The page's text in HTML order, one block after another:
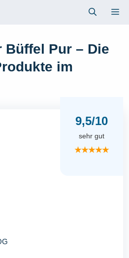
Büffel Pur – Die
im
9,5/10
sehr gut
★★★★★